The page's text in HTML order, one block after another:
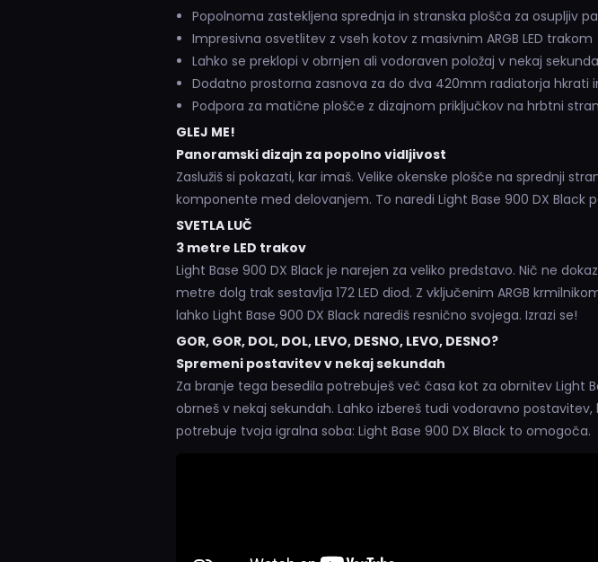
Popolnoma zastekljena sprednja in stranska plošča za osupljiv
Impresivna osvetlitev z vseh kotov z masivnim ARGB LED trakom
Lahko se preklopi v obrnjen ali vodoraven položaj v nekaj
Dodatno prostorna zasnova za do dva 420mm radiatorja hkrati
Podpora za matične plošče z dizajnom priključkov na hrbtni
GLEJ ME!
Panoramski dizajn za popolno vidljivost
Zaslužiš si pokazati, kar imaš. Velike okenske plošče na sprednji
komponente med delovanjem. To naredi Light Base 900 DX Black
SVETLA LUČ
3 metre LED trakov
Light Base 900 DX Black je narejen za veliko predstavo. Nič ne
metre dolg trak sestavlja 172 LED diod. Z vključenim ARGB
lahko Light Base 900 DX Black narediš resnično svojega. Izrazi se!
GOR, GOR, DOL, DOL, LEVO, DESNO, LEVO, DESNO?
Spremeni postavitev v nekaj sekundah
Za branje tega besedila potrebuješ več časa kot za obrnitev Light
obrneš v nekaj sekundah. Lahko izbereš tudi vodoravno
potrebuje tvoja igralna soba: Light Base 900 DX Black to omogoča.